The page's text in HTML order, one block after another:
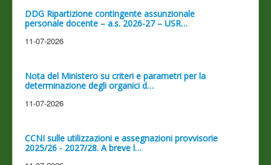
DDG Ripartizione contingente assunzionale
personale docente – a.s. 2026-27 – USR…
11-07-2026
Nota del Ministero su criteri e parametri per la
determinazione degli organici d…
11-07-2026
CCNI sulle utilizzazioni e assegnazioni provvisorie
2025/26 - 2027/28. A breve l…